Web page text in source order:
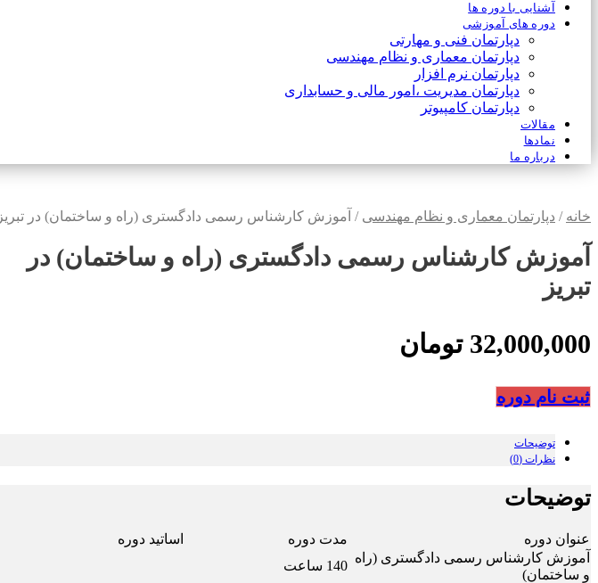
آشنایی با دوره ها
دوره های آموزشی
دپارتمان فنی و مهارتی
دپارتمان معماری و نظام مهندسی
دپارتمان نرم افزار
دپارتمان مدیریت ،امور مالی و حسابداری
دپارتمان کامپیوتر
مقالات
نمادها
درباره ما
خانه / دپارتمان معماری و نظام مهندسی / آموزش کارشناس رسمی دادگستری (راه و ساختمان) در تبریز
آموزش کارشناس رسمی دادگستری (راه و ساختمان) در
تبریز
32,000,000 تومان
ثبت نام دوره
توضیحات
نظرات (0)
توضیحات
عنوان دوره مدت دوره اساتید دوره
آموزش کارشناس رسمی دادگستری (راه
و ساختمان)
140 ساعت